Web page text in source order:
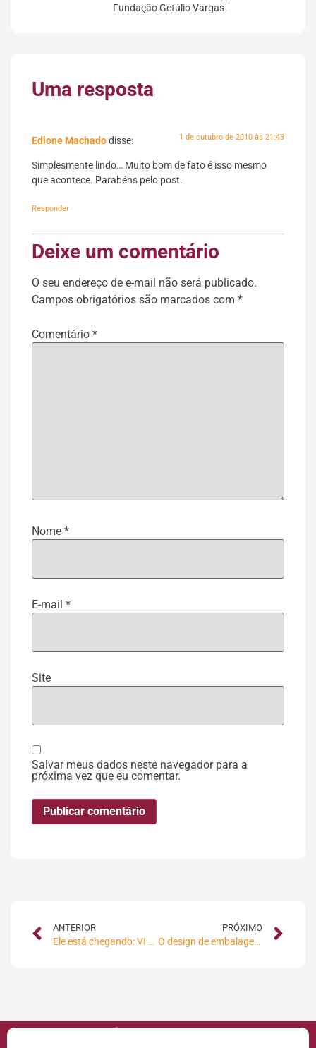
Fundação Getúlio Vargas.
Uma resposta
Edione Machadodisse: 1 de outubro de 2010 às 21:43
Simplesmente lindo… Muito bom de fato é isso mesmo
que acontece. Parabéns pelo post.
Responder
Deixe um comentário
O seu endereço de e-mail não será publicado.
Campos obrigatórios são marcados com *
Comentário *
Nome *
E-mail *
Site
Salvar meus dados neste navegador para a
próxima vez que eu comentar.
ANTERIOR
Ele está chegando: VI MaxiMídia SAT
PRÓXIMO
O design de embalagem como ferramenta de marketing